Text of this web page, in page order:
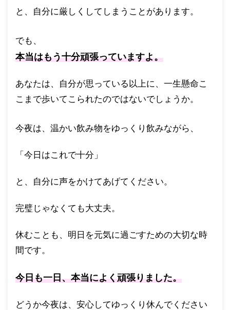
と、自分に厳しくしてしまうことがあります。
でも、
本当はもう十分頑張っていますよ。
あなたは、自分が思っている以上に、一生懸命こ
こまで歩いてこられたのではないでしょうか。
今夜は、温かい飲み物をゆっくり飲みながら、
「今日はこれで十分」
と、自分に声をかけてあげてください。
完璧じゃなくても大丈夫。
休むことも、明日を元気に過ごすための大切な時
間です。
今日も一日、本当によく頑張りました。
どうか今夜は、安心してゆっくり休んでください